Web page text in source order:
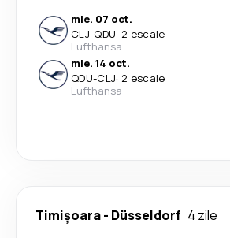
mie. 07 oct.
CLJ-QDU· 2 escale
Lufthansa
mie. 14 oct.
QDU-CLJ· 2 escale
Lufthansa
Timișoara- Düsseldorf 4 zile